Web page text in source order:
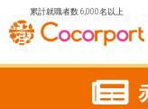
累計就職者数 6,000名以上
ココルポート(就労移行支援
東京都
北区 赤羽Office
模擬面接~答えづらい質問が来